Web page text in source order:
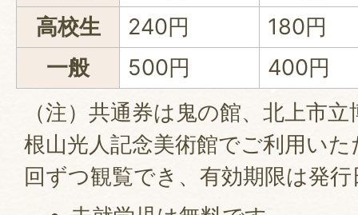
高校生
240円
180円
一般
500円
400円
（注）共通券は鬼の館、北上市
根山光人記念美術館でご利用い
回ずつ観覧でき、有効期限は発